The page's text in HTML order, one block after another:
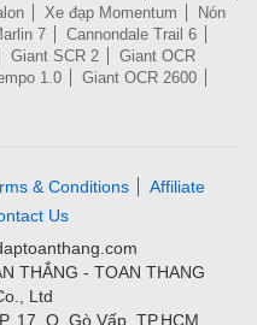
Xe đạp Momentum
Nón
7
Cannondale Trail 6
Giant SCR 2
Giant OCR
1.0
Giant OCR 2600
& Conditions
Affiliate
Us
THẮNG - TOAN THANG
Ltd
17, Q. Gò Vấp, TP.HCM.